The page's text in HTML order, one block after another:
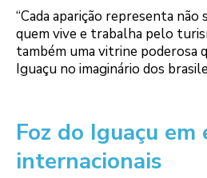
“Cada aparição representa
quem vive e trabalha pelo
também uma vitrine poderosa
Iguaçu no imaginário dos
Foz do Iguaçu em
internacionais